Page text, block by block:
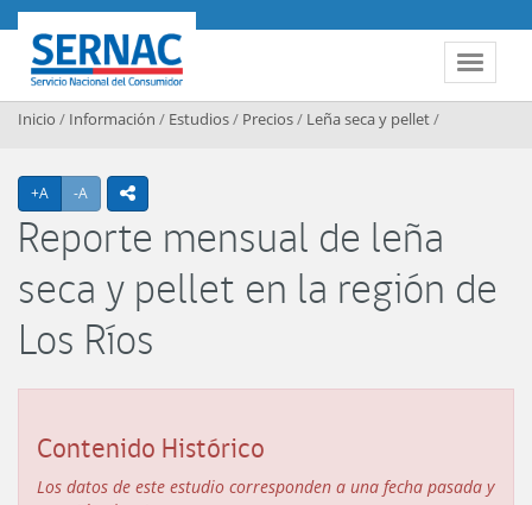
Contenido principal
Toggle
SERNAC
Inicio / Información / Estudios/ Precios/ Leña seca y pellet/
+A Agrandar texto
-A Achicar textoicono compartir
Reporte mensual de leña
seca y pellet en la región de
Los Ríos
Contenido Histórico
Los datos de este estudio corresponden a una fecha pasada y